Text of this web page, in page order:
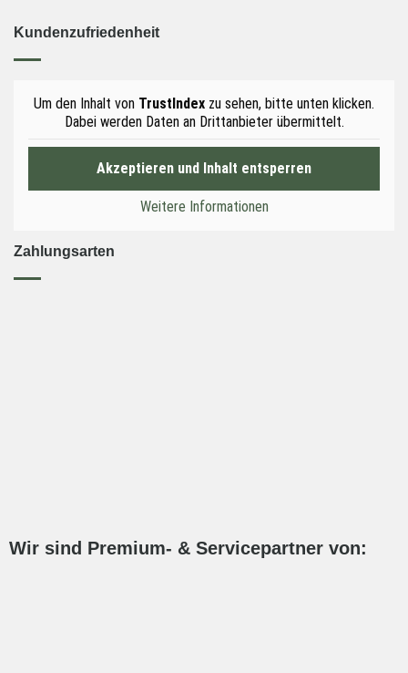
Kundenzufriedenheit
Um den Inhalt von TrustIndex zu sehen, bitte unten klicken.
Dabei werden Daten an Drittanbieter übermittelt.
Akzeptieren und Inhalt entsperren
Weitere Informationen
Zahlungsarten
Wir sind Premium- & Servicepartner von: